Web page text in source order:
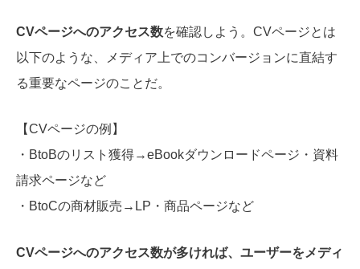
CVページへのアクセス数を確認しよう。CVページとは
以下のような、メディア上でのコンバージョンに直結す
る重要なページのことだ。
【CVページの例】
・BtoBのリスト獲得→eBookダウンロードページ・資料
請求ページなど
・BtoCの商材販売→LP・商品ページなど
CVページへのアクセス数が多ければ、ユーザーをメディ